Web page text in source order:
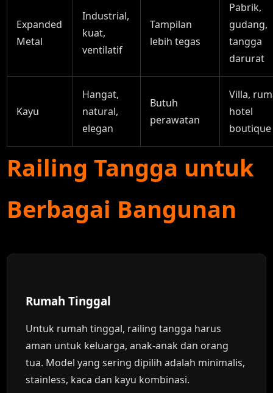
Expanded
Metal
Industrial,
kuat,
ventilatif
Tampilan
lebih tegas
Pabrik,
gudang,
tangga
darurat
Kayu
Hangat,
natural,
elegan
Butuh
perawatan
Villa,
hotel
boutique
Railing Tangga untuk
Berbagai Bangunan
Rumah Tinggal
Untuk rumah tinggal, railing tangga harus
aman untuk keluarga, anak-anak dan orang
tua. Model yang sering dipilih adalah minimalis,
stainless, kaca dan kayu kombinasi.